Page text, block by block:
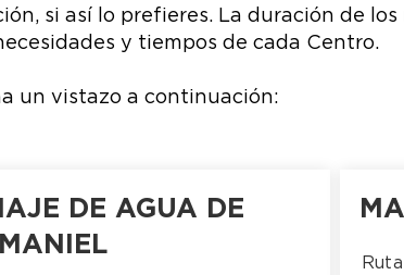
si así lo prefieres. La duración de
y tiempos de cada Centro.
un vistazo a continuación:
DE AGUA DE